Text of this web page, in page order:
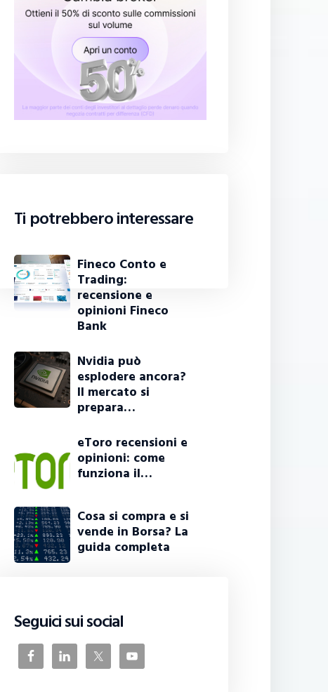
Ti potrebbero interessare
Fineco Conto e
Trading:
recensione e
opinioni Fineco
Bank
Nvidia può
esplodere ancora?
Il mercato si
prepara…
eToro recensioni e
opinioni: come
funziona il…
Cosa si compra e si
vende in Borsa? La
guida completa
Seguici sui social